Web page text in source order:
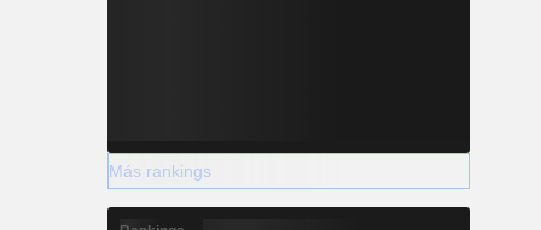
Más rankings